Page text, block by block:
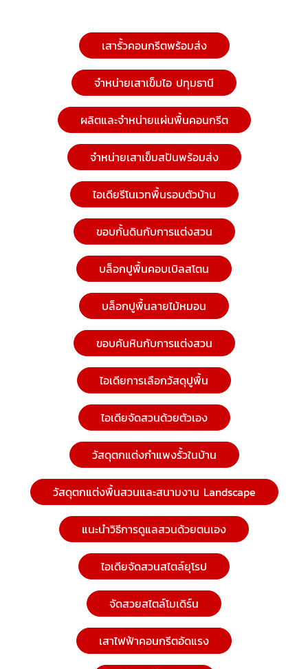
เสารั้วคอนกรีตพร้อมส่ง
จำหน่ายเสาเข็มไอ ปทุมธานี
ผลิตและจำหน่ายแผ่นพื้นคอนกรีต
จำหน่ายเสาเข็มสปันพร้อมส่ง
ไอเดียรีโนเวทพื้นรอบตัวบ้าน
ขอบกั้นดินกับการแต่งสวน
บล็อกปูพื้นคอบเบิลสโตน
บล็อกปูพื้นลายไม้หมอน
ขอบคันหินกับการแต่งสวน
ไอเดียการเลือกวัสดุปูพื้น
ไอเดียจัดสวนด้วยตัวเอง
วัสดุตกแต่งกำแพงรั้วในบ้าน
วัสดุตกแต่งพื้นสวนและสนามงาน Landscape
แนะนำวิธีการดูแลสวนด้วยตนเอง
ไอเดียจัดสวนสไตล์ยุโรป
จัดสวยสไตล์โมเดิร์น
เสาไฟฟ้าคอนกรีตอัดแรง